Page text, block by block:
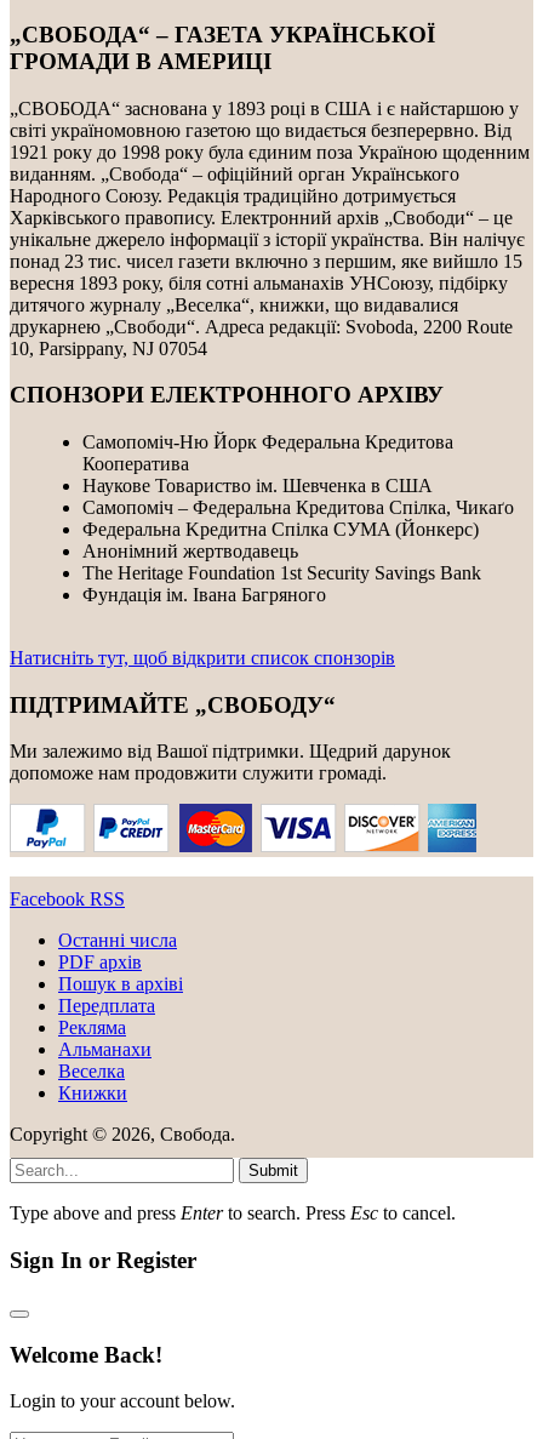
„СВОБОДА“ – ГАЗЕТА УКРАЇНСЬКОЇ
ГРОМАДИ В АМЕРИЦІ
„СВОБОДА“ заснована у 1893 році в США і є найстаршою у
світі україномовною газетою що видається безперервно. Від
1921 року до 1998 року була єдиним поза Україною щоденним
виданням. „Свобода“ – офіційний орган Українського
Народного Союзу. Редакція традиційно дотримується
Харківського правопису. Електронний архів „Свободи“ – це
унікальне джерело інформації з історії українства. Він налічує
понад 23 тис. чисел газети включно з першим, яке вийшло 15
вересня 1893 року, біля сотні альманахів УНСоюзу, підбірку
дитячого журналу „Веселка“, книжки, що видавалися
друкарнею „Свободи“. Адреса редакції: Svoboda, 2200 Route
10, Parsippany, NJ 07054
СПОНЗОРИ ЕЛЕКТРОННОГО АРХІВУ
Самопоміч-Ню Йорк Федеральна Кредитова
Кооператива
Наукове Товариство ім. Шевченка в США
Самопоміч – Федеральна Кредитова Спілка, Чикаґо
Федеральнa Kредитнa Спілка CУMA (Йонкерс)
Анонімний жертводавець
The Heritage Foundation 1st Security Savings Bank
Фундація ім. Івана Багряного
Натисніть тут, щоб відкрити список спонзорів
ПІДТРИМАЙТЕ „СВОБОДУ“
Ми залежимо від Вашої підтримки. Щедрий дарунок
допоможе нам продовжити служити громаді.
Facebook RSS
Останні числа
PDF архів
Пошук в архіві
Передплата
Рекляма
Альманахи
Веселка
Книжки
Copyright © 2026, Свобода.
Submit
Type above and press Enterto search. Press Esc to cancel.
Sign In or Register
Welcome Back!
Login to your account below.